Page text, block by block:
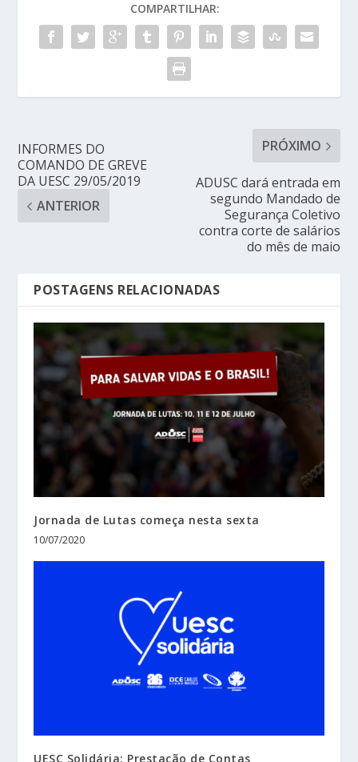
COMPARTILHAR:
INFORMES DO
COMANDO DE GREVE
DA UESC 29/05/2019
ANTERIOR
PRÓXIMO
ADUSC dará entrada em
segundo Mandado de
Segurança Coletivo
contra corte de salários
do mês de maio
POSTAGENS RELACIONADAS
Jornada de Lutas começa nesta sexta
10/07/2020
UESC Solidária: Prestação de Contas